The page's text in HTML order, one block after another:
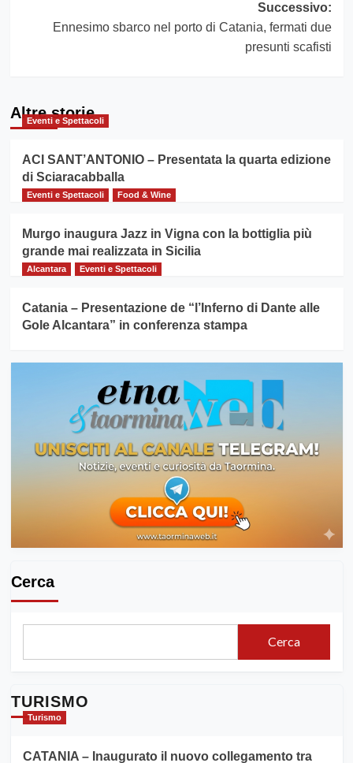
Successivo:
Ennesimo sbarco nel porto di Catania, fermati due
presunti scafisti
Altre storie
Eventi e Spettacoli
ACI SANT’ANTONIO – Presentata la quarta edizione
di Sciaracabballa
Eventi e Spettacoli Food & Wine
Murgo inaugura Jazz in Vigna con la bottiglia più
grande mai realizzata in Sicilia
Alcantara Eventi e Spettacoli
Catania – Presentazione de “l’Inferno di Dante alle
Gole Alcantara” in conferenza stampa
Cerca
Cerca
TURISMO
Turismo
CATANIA – Inaugurato il nuovo collegamento tra